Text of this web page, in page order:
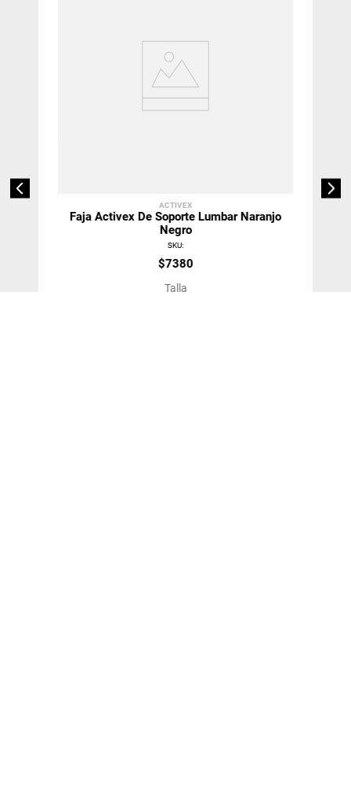
ACTIVEX
Faja Activex De Soporte Lumbar Naranjo
Negro
SKU:
$7380
Talla